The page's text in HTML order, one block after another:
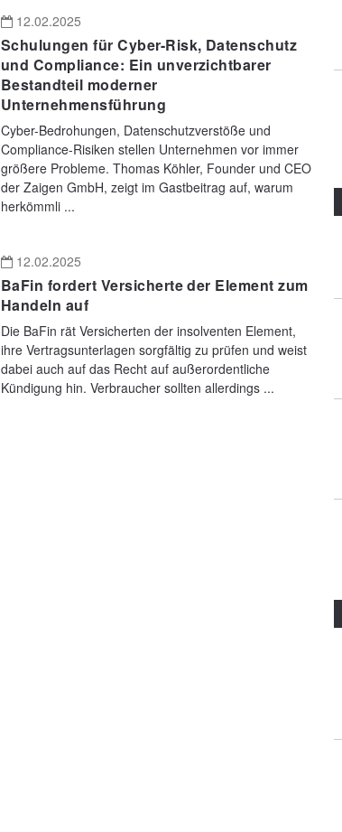
12.02.2025
Schulungen für Cyber-Risk, Datenschutz
und Compliance: Ein unverzichtbarer
Bestandteil moderner
Unternehmensführung
Cyber-Bedrohungen, Datenschutzverstöße und
Compliance-Risiken stellen Unternehmen vor immer
größere Probleme. Thomas Köhler, Founder und CEO
der Zaigen GmbH, zeigt im Gastbeitrag auf, warum
herkömmli ...
12.02.2025
BaFin fordert Versicherte der Element zum
Handeln auf
Die BaFin rät Versicherten der insolventen Element,
ihre Vertragsunterlagen sorgfältig zu prüfen und weist
dabei auch auf das Recht auf außerordentliche
Kündigung hin. Verbraucher sollten allerdings ...